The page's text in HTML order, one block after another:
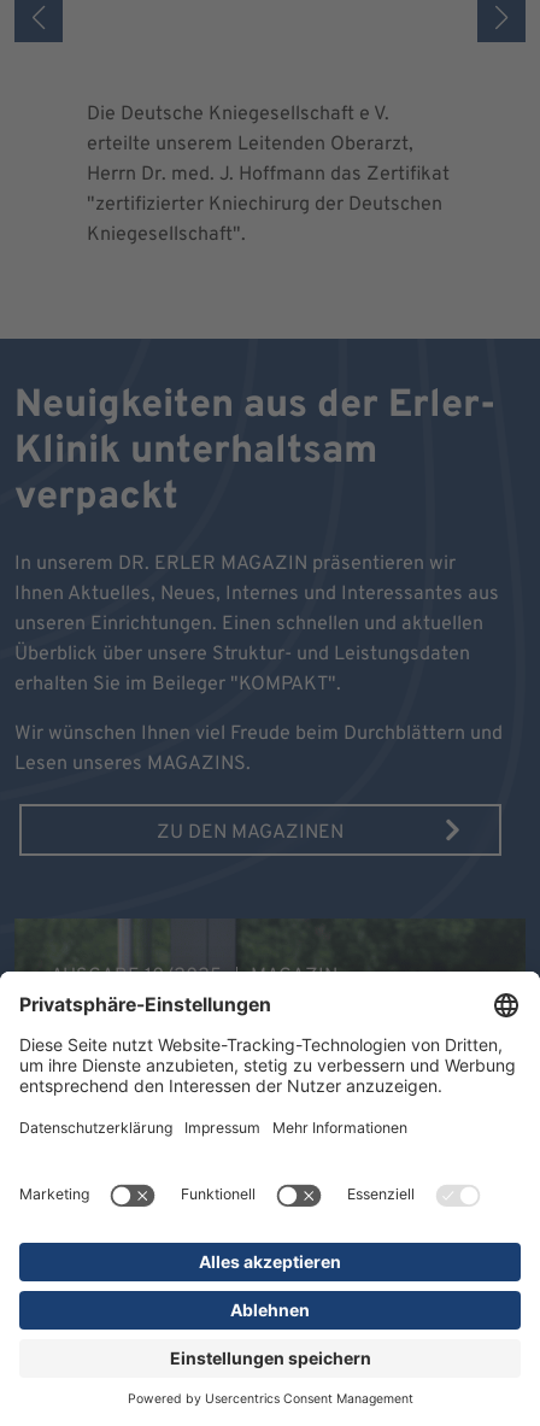
Die Deutsche Kniegesellschaft e V.
erteilte unserem Leitenden Oberarzt,
Herrn Dr. med. J. Hoffmann das Zertifikat
"zertifizierter Kniechirurg der Deutschen
Kniegesellschaft".
Neuigkeiten aus der Erler-
Klinik unterhaltsam
verpackt
In unserem DR. ERLER MAGAZIN präsentieren wir
Ihnen Aktuelles, Neues, Internes und Interessantes aus
unseren Einrichtungen. Einen schnellen und aktuellen
Überblick über unsere Struktur- und Leistungsdaten
erhalten Sie im Beileger "KOMPAKT".
Wir wünschen Ihnen viel Freude beim Durchblättern und
Lesen unseres MAGAZINS.
ZU DEN MAGAZINEN
AUSGABE 10/2025 MAGAZIN